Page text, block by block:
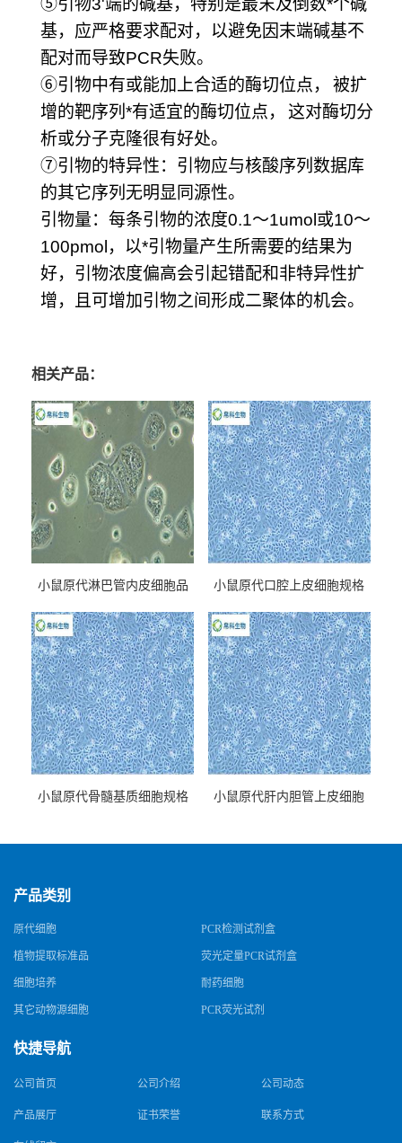
基，应严格要求配对，以避免因末端碱基不
配对而导致PCR失败。
⑥引物中有或能加上合适的酶切位点，
被扩
增的靶序列 *有适宜的酶切位点，
这对酶切分
析或分子克隆很有好处。
⑦引物的特异性：引物应与核酸序列数据库
的其它序列无明显同源性。
引物量：每条引物的浓度0.1～1umol或10～
100pmol，以*引物量产生所需要的结果为
好，引物浓度偏高会引起错配和非特异性扩
增，且可增加引物之间形成二聚体的机会。
相关产品：
小鼠原代淋巴管内皮细胞品
小鼠原代口腔上皮细胞规格
小鼠原代骨髓基质细胞规格
小鼠原代肝内胆管上皮细胞
产品类别
原代细胞 PCR检测试剂盒
植物提取标准品 荧光定量PCR试剂盒
细胞培养 耐药细胞
其它动物源细胞 PCR荧光试剂
快捷导航
公司首页 公司介绍 公司动态
产品展厅 证书荣誉 联系方式